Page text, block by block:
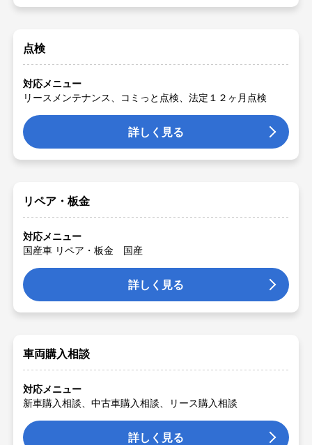
点検
対応メニュー
リースメンテナンス、コミっと点検、法定１２ヶ月点検
詳しく見る
リペア・板金
対応メニュー
国産車 リペア・板金 国産
詳しく見る
車両購入相談
対応メニュー
新車購入相談、中古車購入相談、リース購入相談
詳しく見る